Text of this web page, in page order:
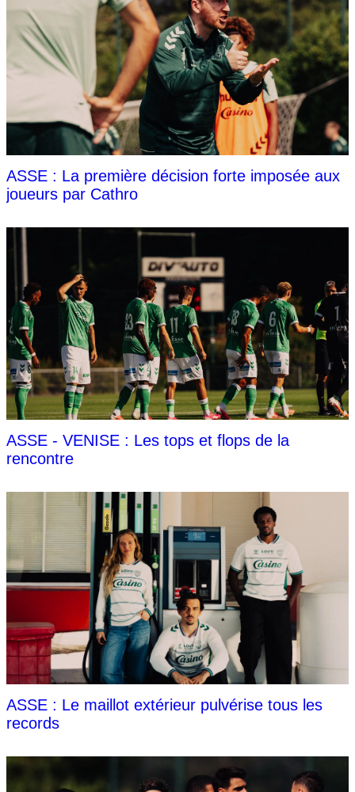
ASSE : La première décision forte imposée aux
joueurs par Cathro
ASSE - VENISE : Les tops et flops de la
rencontre
ASSE : Le maillot extérieur pulvérise tous les
records